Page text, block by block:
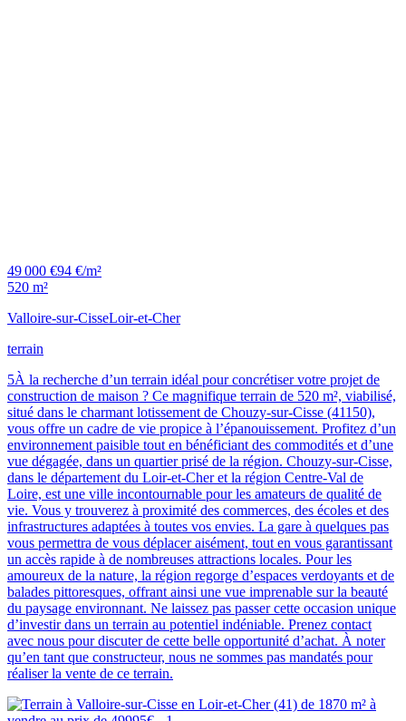
49 000 €94 €/m²
520 m²
Valloire-sur-CisseLoir-et-Cher
terrain
5À la recherche d’un terrain idéal pour concrétiser votre projet de
construction de maison ? Ce magnifique terrain de 520 m², viabilisé,
situé dans le charmant lotissement de Chouzy-sur-Cisse (41150),
vous offre un cadre de vie propice à l’épanouissement. Profitez d’un
environnement paisible tout en bénéficiant des commodités et d’une
vue dégagée, dans un quartier prisé de la région. Chouzy-sur-Cisse,
dans le département du Loir-et-Cher et la région Centre-Val de
Loire, est une ville incontournable pour les amateurs de qualité de
vie. Vous y trouverez à proximité des commerces, des écoles et des
infrastructures adaptées à toutes vos envies. La gare à quelques pas
vous permettra de vous déplacer aisément, tout en vous garantissant
un accès rapide à de nombreuses attractions locales. Pour les
amoureux de la nature, la région regorge d’espaces verdoyants et de
balades pittoresques, offrant ainsi une vue imprenable sur la beauté
du paysage environnant. Ne laissez pas passer cette occasion unique
d’investir dans un terrain au potentiel indéniable. Prenez contact
avec nous pour discuter de cette belle opportunité d’achat. À noter
qu’en tant que constructeur, nous ne sommes pas mandatés pour
réaliser la vente de ce terrain.